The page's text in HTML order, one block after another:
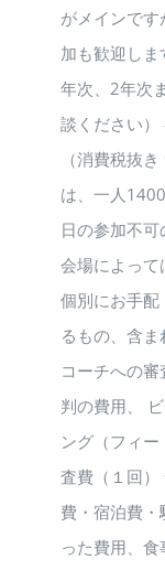
がメインで
加も歓迎し
年次、2年次
談ください
（消費税抜
は、一人
日の参加不
会場によって
個別にお手
るもの、含
コーチへの
判の費用、
ング（フィ
査費（１回
費・宿泊費
った費用、